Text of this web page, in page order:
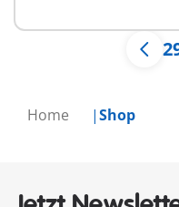
Home Shop